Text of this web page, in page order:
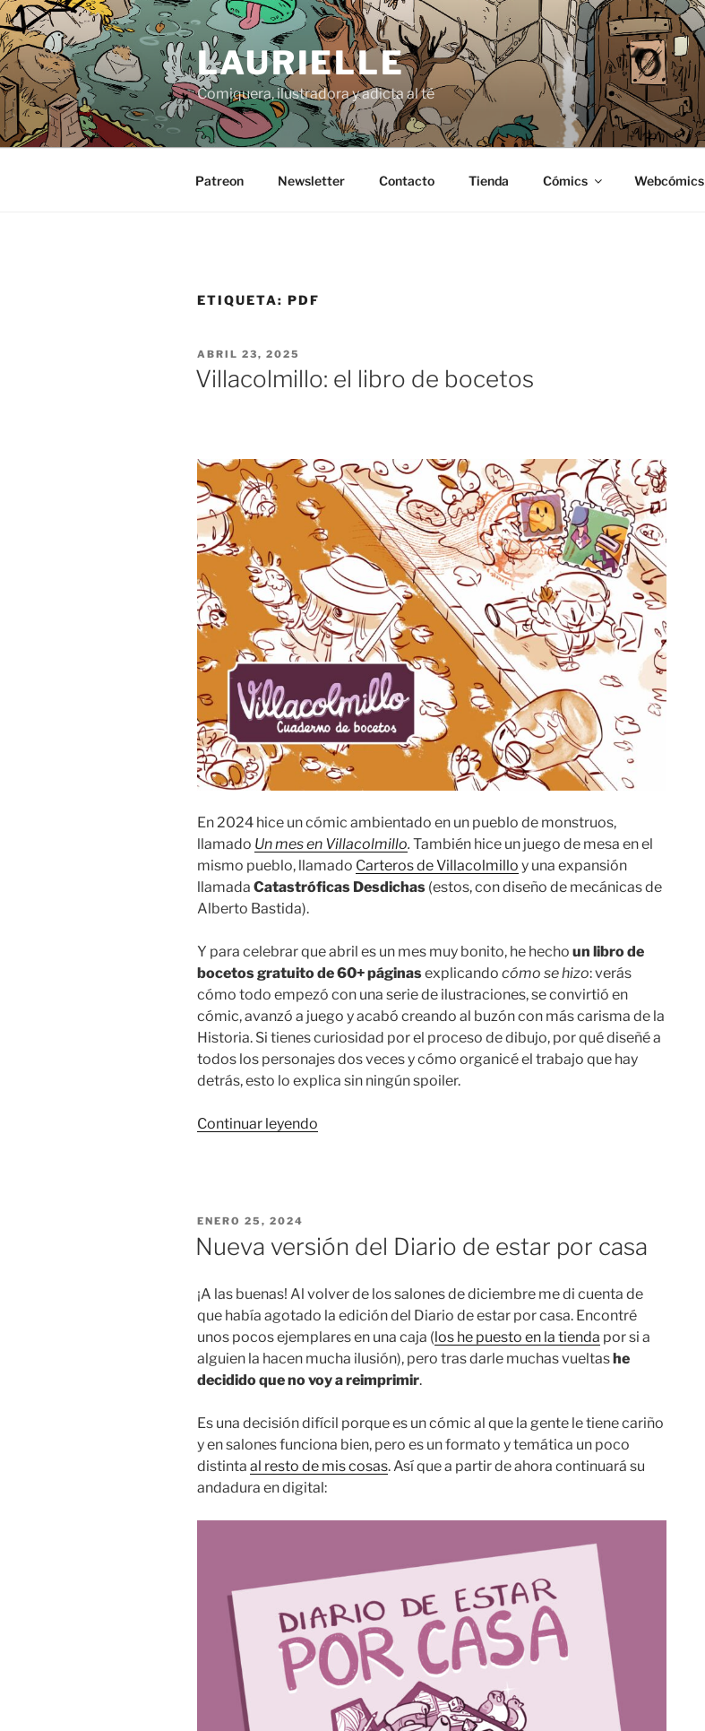
Saltar
al
contenido
LAURIELLE
Comiquera, ilustradora y adicta al té
Patreon Newsletter Contacto Tienda Cómics Webcómics
ETIQUETA: PDF
PUBLICADO
EL
ABRIL 23, 2025
Villacolmillo: el libro de bocetos
En 2024 hice un cómic ambientado en un pueblo de monstruos,
llamado Un mes en Villacolmillo. También hice un juego de mesa en el
mismo pueblo, llamado Carteros de Villacolmillo y una expansión
llamada Catastróficas Desdichas (estos, con diseño de mecánicas de
Alberto Bastida).
Y para celebrar que abril es un mes muy bonito, he hecho un libro de
bocetos gratuito de 60+ páginasexplicando cómo se hizo: verás
cómo todo empezó con una serie de ilustraciones, se convirtió en
cómic, avanzó a juego y acabó creando al buzón con más carisma de la
Historia. Si tienes curiosidad por el proceso de dibujo, por qué diseñé a
todos los personajes dos veces y cómo organicé el trabajo que hay
detrás, esto lo explica sin ningún spoiler.
Continuar leyendo
PUBLICADO
EL
ENERO 25, 2024
Nueva versión del Diario de estar por casa
¡A las buenas! Al volver de los salones de diciembre me di cuenta de
que había agotado la edición del Diario de estar por casa. Encontré
unos pocos ejemplares en una caja (los he puesto en la tienda por si a
alguien la hacen mucha ilusión), pero tras darle muchas vueltashe
decidido que no voy a reimprimir.
Es una decisión difícil porque es un cómic al que la gente le tiene cariño
y en salones funciona bien, pero es un formato y temática un poco
distinta al resto de mis cosas. Así que a partir de ahora continuará su
andadura en digital: